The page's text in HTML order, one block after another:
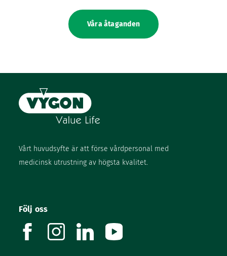
Våra åtaganden
Vårt huvudsyfte är att förse vårdpersonal med
medicinsk utrustning av högsta kvalitet.
Följ oss
facebookinstagramlinkedin